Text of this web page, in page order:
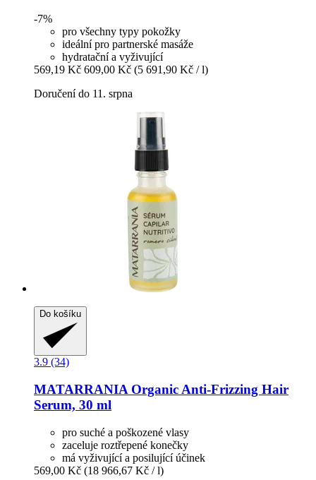
-7%
pro všechny typy pokožky
ideální pro partnerské masáže
hydratační a vyživující
569,19 Kč 609,00 Kč (5 691,90 Kč / l)
Doručení do 11. srpna
Do košíku
3.9 (34)
MATARRANIA Organic Anti-​Frizzing Hair
Serum, 30 ml
pro suché a poškozené vlasy
zaceluje roztřepené konečky
má vyživující a posilující účinek
569,00 Kč (18 966,67 Kč / l)